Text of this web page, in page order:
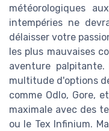
météorologiques
intempéries ne
délaisser votre
les plus mauvaises
aventure
multitude d'options
comme Odlo, Gore,
maximale avec des
ou le Tex Infinium.